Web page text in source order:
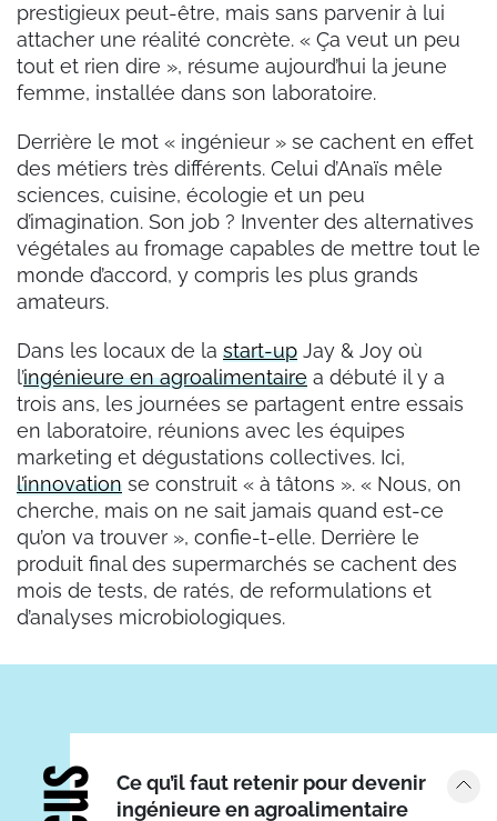
prestigieux peut-être, mais sans parvenir à lui
attacher une réalité concrète. « Ça veut un peu
tout et rien dire », résume aujourd’hui la jeune
femme, installée dans son laboratoire.
Derrière le mot « ingénieur » se cachent en effet
des métiers très différents. Celui d’Anaïs mêle
sciences, cuisine, écologie et un peu
d’imagination. Son job ? Inventer des alternatives
végétales au fromage capables de mettre tout le
monde d’accord, y compris les plus grands
amateurs.
Dans les locaux de la start-up Jay & Joy où
l’ingénieure en agroalimentaire a débuté il y a
trois ans, les journées se partagent entre essais
en laboratoire, réunions avec les équipes
marketing et dégustations collectives. Ici,
l’innovation se construit « à tâtons ». « Nous, on
cherche, mais on ne sait jamais quand est-ce
qu’on va trouver », confie-t-elle. Derrière le
produit final des supermarchés se cachent des
mois de tests, de ratés, de reformulations et
d’analyses microbiologiques.
Ce qu’il faut retenir pour devenir
ingénieure en agroalimentaire